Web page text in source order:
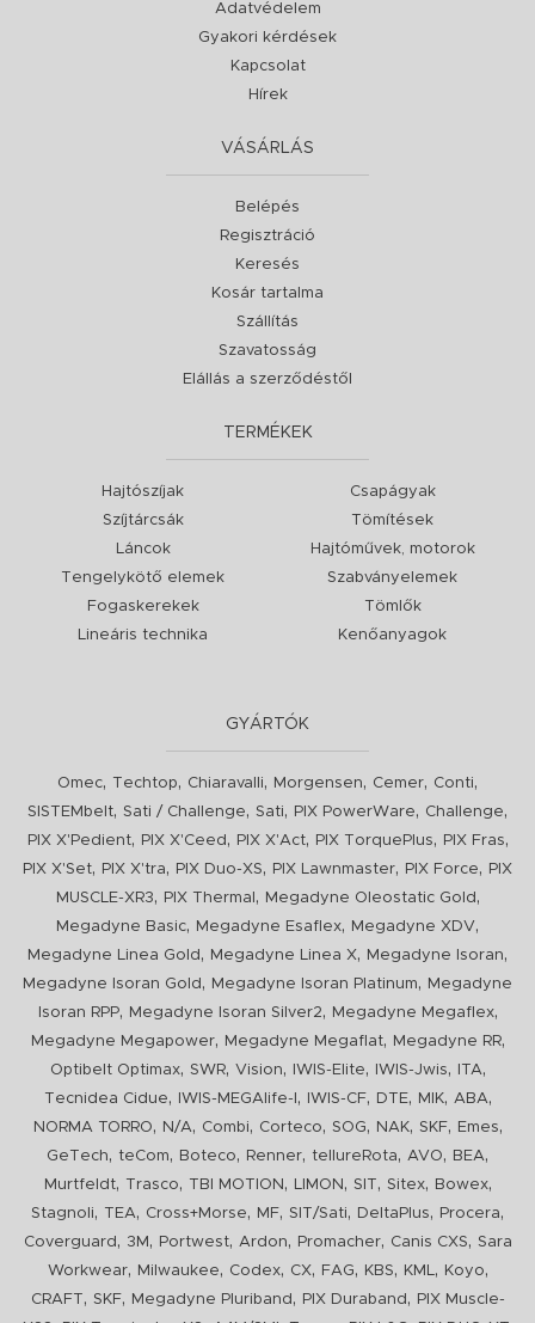
Adatvédelem
Gyakori kérdések
Kapcsolat
Hírek
VÁSÁRLÁS
Belépés
Regisztráció
Keresés
Kosár tartalma
Szállítás
Szavatosság
Elállás a szerződéstől
TERMÉKEK
Hajtószíjak
Szíjtárcsák
Láncok
Tengelykötő elemek
Fogaskerekek
Lineáris technika
Csapágyak
Tömítések
Hajtóművek, motorok
Szabványelemek
Tömlők
Kenőanyagok
GYÁRTÓK
Omec, Techtop, Chiaravalli, Morgensen, Cemer, Conti,
SISTEMbelt, Sati / Challenge, Sati, PIX PowerWare, Challenge,
PIX X'Pedient, PIX X'Ceed , PIX X'Act, PIX TorquePlus, PIX Fras,
PIX X'Set, PIX X'tra, PIX Duo-XS, PIX Lawnmaster, PIX Force,
PIX
MUSCLE-XR3, PIX Thermal , Megadyne Oleostatic Gold ,
Megadyne Basic, Megadyne Esaflex, Megadyne XDV,
Megadyne Linea Gold , Megadyne Linea X, Megadyne Isoran,
Megadyne Isoran Gold , Megadyne Isoran Platinum,
Megadyne
Isoran RPP, Megadyne Isoran Silver2, Megadyne Megaflex,
Megadyne Megapower, Megadyne Megaflat, Megadyne RR,
Optibelt Optimax, SWR, Vision, IWIS-Elite, IWIS-Jwis, ITA,
Tecnidea Cidue, IWIS-MEGAlife-I , IWIS-CF, DTE, MIK, ABA,
NORMA TORRO, N/A, Combi, Corteco, SOG, NAK, SKF, Emes,
GeTech, teCom, Boteco, Renner, tellureRota, AVO, BEA,
Murtfeldt, Trasco, TBI MOTION , LIMON , SIT, Sitex, Bowex,
Stagnoli, TEA, Cross+Morse, MF, SIT/Sati, DeltaPlus, Procera,
Coverguard , 3M , Portwest, Ardon, Promacher, Canis CXS, Sara
Workwear, Milwaukee, Codex, CX, FAG, KBS, KML, Koyo,
CRAFT, SKF, Megadyne Pluriband , PIX Duraband ,
PIX Muscle-